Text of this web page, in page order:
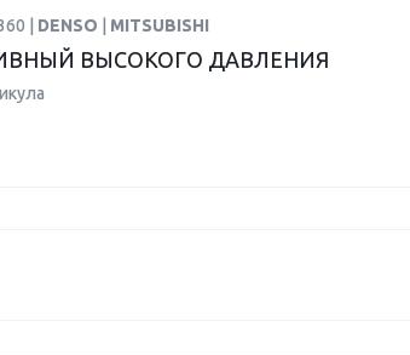
| DENSO MITSUBISHI
ВЫСОКОГО ДАВЛЕНИЯ